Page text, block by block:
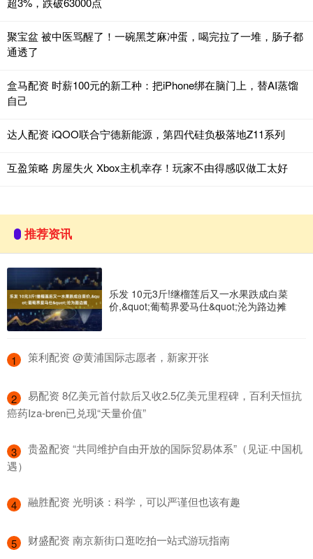
聚宝盆 被中医骂醒了！一碗黑芝麻冲蛋，喝完拉了一堆，肠子都
通透了
盒马配资 时薪100元的新工种：把iPhone绑在脑门上，替AI蒸馏
自己
达人配资 iQOO联合宁德新能源，第四代硅负极落地Z11系列
互盈策略 房屋失火 Xbox主机幸存！玩家不由得感叹做工太好
推荐资讯
乐发 10元3斤!继榴莲后又一水果跌成白菜
价,&quot;葡萄界爱马仕&quot;沦为路边摊
1 ​策利配资 @黄浦国际志愿者，新家开张
2
​易配资 8亿美元首付款后又收2.5亿美元里程碑，百利天恒抗
癌药Iza-bren已兑现“天量价值”
3
​贵盈配资 “共同维护自由开放的国际贸易体系”（见证·中国机
遇）
4 ​融胜配资 光明谈：科学，可以严谨但也该有趣
5 ​财盛配资 南京新街口逛吃拍一站式游玩指南